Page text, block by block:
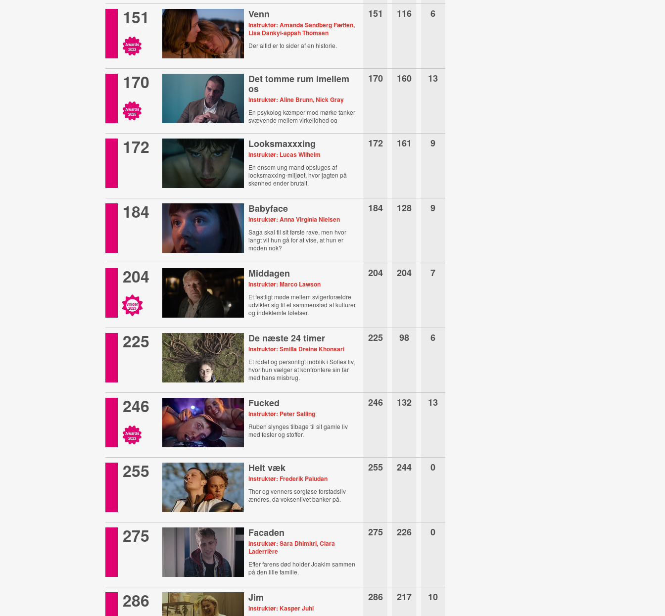
151
Awards
2023
Venn
Instruktør: Amanda Sandberg Fætten,
Lisa Dankyi-appah Thomsen
Der altid er to sider af en historie.
151 116 6
170
Awards
2025
Det tomme rum imellem
os
Instruktør: Aline Brunn, Nick Gray
En psykolog kæmper mod mørke tanker
svævende mellem virkelighed og
170 160 13
172 Looksmaxxxing
Instruktør: Lucas Wilhelm
En ensom ung mand opsluges af
looksmaxxing-miljøet, hvor jagten på
skønhed ender brutalt.
172 161 9
184 Babyface
Instruktør: Anna Virginia Nielsen
Saga skal til sit første rave, men hvor
langt vil hun gå for at vise, at hun er
moden nok?
184 128 9
204
Vinder
2023
Middagen
Instruktør: Marco Lawson
Et festligt møde mellem svigerforældre
udvikler sig til et sammenstød af kulturer
og indeklemte følelser.
204 204 7
225 De næste 24 timer
Instruktør: Smilla Dreinø Khonsari
Et rodet og personligt indblik i Sofies liv,
hvor hun vælger at konfrontere sin far
med hans misbrug.
225 98 6
246
Awards
2023
Fucked
Instruktør: Peter Salling
Ruben slynges tilbage til sit gamle liv
med fester og stoffer.
246 132 13
255 Helt væk
Instruktør: Frederik Paludan
Thor og venners sorgløse forstadsliv
ændres, da voksenlivet banker på.
255 244 0
275 Facaden
Instruktør: Sara Dhimitri, Clara
Laderrière
Efter farens død holder Joakim sammen
på den lille familie.
275 226 0
286 Jim
Instruktør: Kasper Juhl
286 217 10